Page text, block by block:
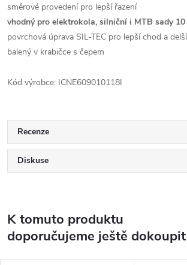
směrové provedení pro lepší řazení
vhodný pro elektrokola, silniční i MTB sady 10
povrchová úprava SIL-TEC pro lepší chod a
balený v krabičce s čepem
Kód výrobce: ICNE609010118I
Recenze
Diskuse
K tomuto produktu
doporučujeme ještě dokoupit